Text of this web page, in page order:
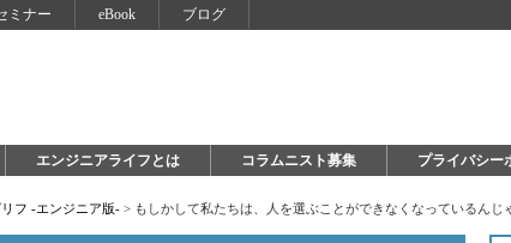
ミナー eBook ブログ
エンジニアライフとは コラムニスト募集 プライバシー
リフ -エンジニア版- > もしかして私たちは、人を選ぶことができなくなっているんじ